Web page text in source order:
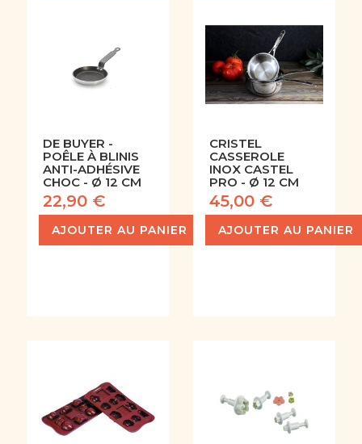
DE BUYER -
POÊLE À BLINIS
ANTI-ADHÉSIVE
CHOC - Ø 12 CM
22,90 €
AJOUTER AU PANIER
CRISTEL
CASSEROLE
INOX CASTEL
PRO - Ø 12 CM
45,00 €
AJOUTER AU PANIER